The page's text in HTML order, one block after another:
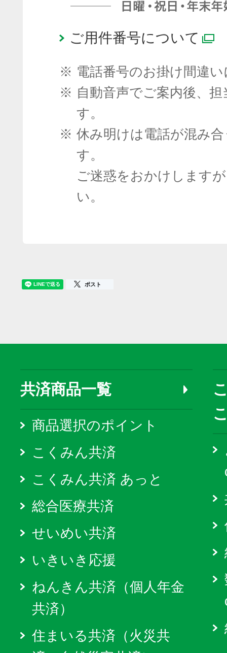
ご用件番号について
※ 電話番号のお掛け間違
※ 自動音声でご案内後、
す。
※ 休み明けは電話が混み
す。
ご迷惑をおかけします
い。
ポスト
共済商品一覧
商品選択のポイント
こくみん共済
こくみん共済 あっと
総合医療共済
せいめい共済
いきいき応援
ねんきん共済（個人年金
共済）
住まいる共済（火災共